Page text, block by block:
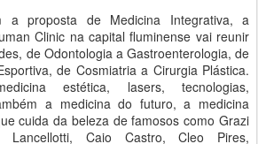
a proposta de Medicina Integrativa, a
Clinic na capital fluminense vai reunir
de Odontologia a Gastroenterologia, de
de Cosmiatria a Cirurgia Plástica.
estética, lasers, tecnologias,
a medicina do futuro, a medicina
cuida da beleza de famosos como Grazi
Lancellotti, Caio Castro, Cleo Pires,